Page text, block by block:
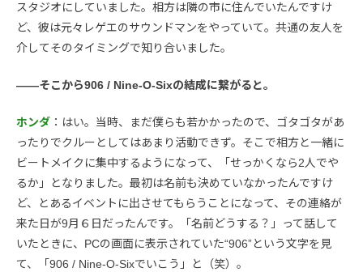
スタジオにしていました。相方は隣の市に住んでいたんですけ
ど、彼は元々レゲエのサウンドマンをやっていて。共通の友人を
介してそのタイミングで知り合いました。
――そこから906 / Nine-O-Sixの結成に繋がると。
ホンダ ：はい。当時、まだ僕らも若かかったので、ゴタゴタがあ
ったりでクルーとしてはあまり活動できず。そこで相方と一緒に
ビートメイクに集中するようになって、「せっかくなら2人でや
るか」となりました。最初は名前も決めていなかったんですけ
ど、とあるイベントに出させてもらうことになって、その連絡が
来た日が9月６日だったんです。「名前どうする？」って話して
いたときに、PCの画面に表示されていた“906”という文字を見
て、「906 / Nine-O-Sixでいこう」と（笑）。